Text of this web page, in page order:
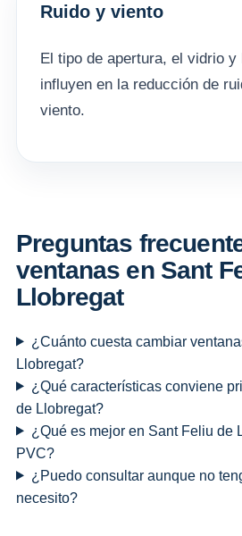
Ruido y viento
El tipo de apertura, el vidrio y
influyen en la reducción de
viento.
Preguntas
ventanas en Sant
Llobregat
¿Cuánto cuesta cambiar
Llobregat?
¿Qué características conviene
de Llobregat?
¿Qué es mejor en Sant Feliu de
PVC?
¿Puedo consultar aunque no
necesito?